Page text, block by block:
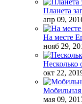
Планета
апр 09,
На месте
нояб 29,
Несколько
окт 22,
Мобильная
мая 09,